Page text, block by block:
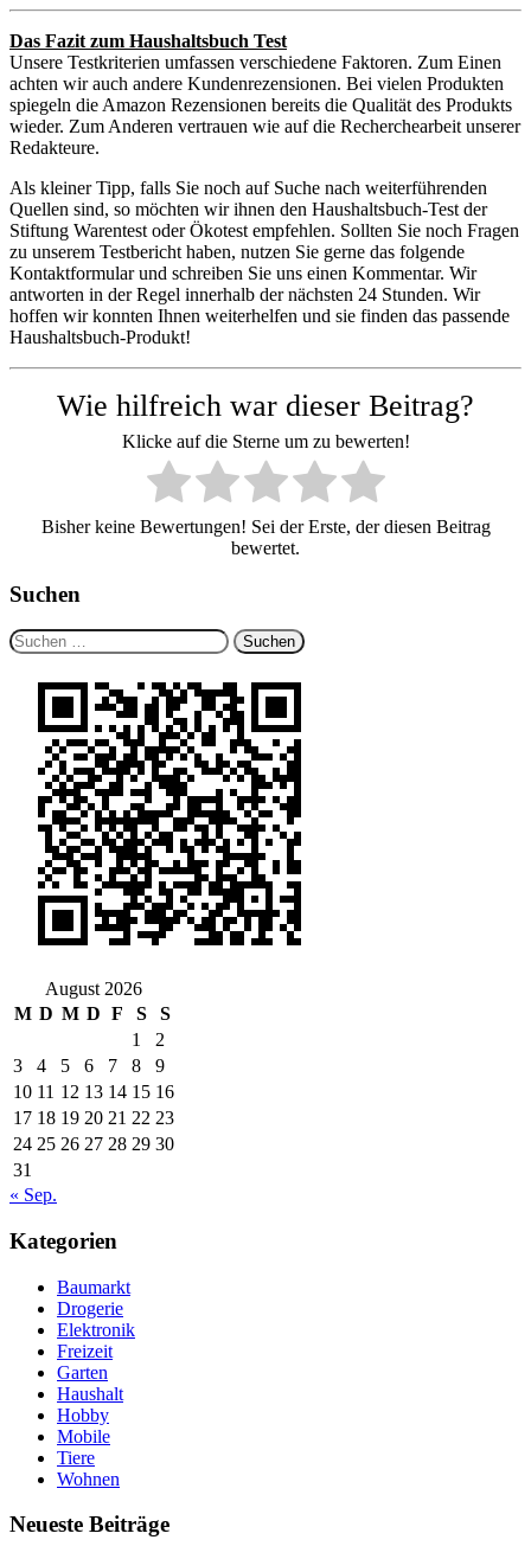
Das Fazit zum Haushaltsbuch Test
Unsere Testkriterien umfassen verschiedene Faktoren. Zum Einen
achten wir auch andere Kundenrezensionen. Bei vielen Produkten
spiegeln die Amazon Rezensionen bereits die Qualität des Produkts
wieder. Zum Anderen vertrauen wie auf die Recherchearbeit unserer
Redakteure.
Als kleiner Tipp, falls Sie noch auf Suche nach weiterführenden
Quellen sind, so möchten wir ihnen den Haushaltsbuch-Test der
Stiftung Warentest oder Ökotest empfehlen. Sollten Sie noch Fragen
zu unserem Testbericht haben, nutzen Sie gerne das folgende
Kontaktformular und schreiben Sie uns einen Kommentar. Wir
antworten in der Regel innerhalb der nächsten 24 Stunden. Wir
hoffen wir konnten Ihnen weiterhelfen und sie finden das passende
Haushaltsbuch-Produkt!
Wie hilfreich war dieser Beitrag?
Klicke auf die Sterne um zu bewerten!
Bisher keine Bewertungen! Sei der Erste, der diesen Beitrag
bewertet.
Suchen
Suchen
nach:
August 2026
M D M D F S
S
1
2
3
4 5 6 7 8
9
10 11 12 13 14 15 16
17 18 19 20 21 22 23
24 25 26 27 28 29 30
31
« Sep.
Kategorien
Baumarkt
Drogerie
Elektronik
Freizeit
Garten
Haushalt
Hobby
Mobile
Tiere
Wohnen
Neueste Beiträge